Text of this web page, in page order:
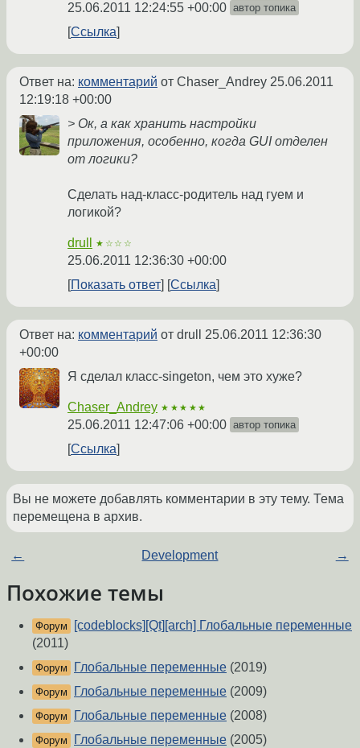
25.06.2011 12:24:55 +00:00 автор топика
Ссылка
Ответ на: комментарий от Chaser_Andrey 25.06.2011
12:19:18 +00:00
> Ок, а как хранить настройки
приложения, особенно, когда GUI отделен
от логики?
Сделать над-класс-родитель над гуем и
логикой?
drull ★☆☆☆
25.06.2011 12:36:30 +00:00
Показать ответ
Ссылка
Ответ на: комментарий от drull 25.06.2011 12:36:30
+00:00
Я сделал класс-singeton, чем это хуже?
Chaser_Andrey ★★★★★
25.06.2011 12:47:06 +00:00 автор топика
Ссылка
Вы не можете добавлять комментарии в эту тему. Тема
перемещена в архив.
← Development →
Похожие темы
Форум
[codeblocks][Qt][arch] Глобальные переменные
(2011)
Форум Глобальные переменные (2019)
Форум Глобальные переменные (2009)
Форум Глобальные переменные (2008)
Форум Глобальные переменные (2005)